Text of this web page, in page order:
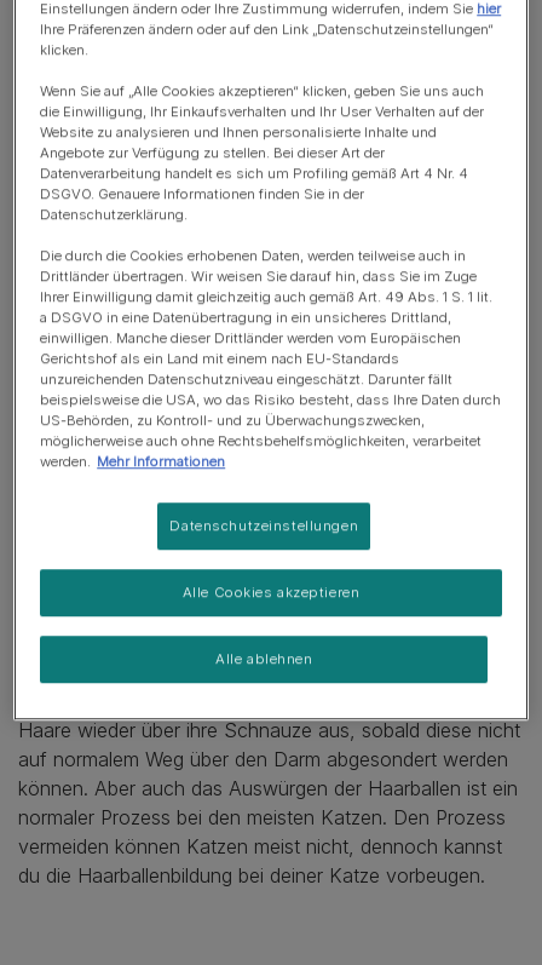
Haarballen entstehen bei Katzen durch die
nach hinten gerichteten kleinen „Widerhaken" auf einer
Katzenzunge wirken wie ein Kamm. Sie fangen
Katzenhaare ein, die die Katze anschließend verschluckt.
Während ein großer Teil der verschluckten Katzenhaare
in den Stuhl gelangt, können sich einige von ihnen im
Magen ansammeln. Diese verformen sich dann durch
normale Verdauungsprozesse zu Kugeln oder besagten
Haarballen.
Wohnungskatzen scheinen häufiger als ihre freilaufenden
Artgenossen von einer verstärkten Bildung von
Haarballen betroffen zu sein. Das liegt insbesondere
daran, dass sie sich öfter lecken und pflegen.
Warum erbrechen Katzen
Haarballen?
Um ihren Magen frühzeitig vor dem massiven Ansammeln
von Katzenhaaren im Magen zu befreien, setzt bei
Haare wieder über ihre Schnauze aus, sobald diese nicht
auf normalem Weg über den Darm abgesondert werden
können. Aber auch das Auswürgen der Haarballen ist ein
normaler Prozess bei den meisten Katzen. Den Prozess
vermeiden können Katzen meist nicht, dennoch kannst
du die Haarballenbildung bei deiner Katze vorbeugen.
Einstellungen ändern oder Ihre Zustimmung widerrufen, indem Sie hier
Ihre Präferenzen ändern oder auf den Link „Datenschutzeinstellungen“
klicken.
Wenn Sie auf „Alle Cookies akzeptieren“ klicken, geben Sie uns auch
die Einwilligung, Ihr Einkaufsverhalten und Ihr User Verhalten auf der
Website zu analysieren und Ihnen personalisierte Inhalte und
Angebote zur Verfügung zu stellen. Bei dieser Art der
Datenverarbeitung handelt es sich um Profiling gemäß Art 4 Nr. 4
DSGVO. Genauere Informationen finden Sie in der
Datenschutzerklärung.
Die durch die Cookies erhobenen Daten, werden teilweise auch in
Drittländer übertragen. Wir weisen Sie darauf hin, dass Sie im Zuge
Ihrer Einwilligung damit gleichzeitig auch gemäß Art. 49 Abs. 1 S. 1 lit.
a DSGVO in eine Datenübertragung in ein unsicheres Drittland,
einwilligen. Manche dieser Drittländer werden vom Europäischen
Gerichtshof als ein Land mit einem nach EU-Standards
unzureichenden Datenschutzniveau eingeschätzt. Darunter fällt
beispielsweise die USA, wo das Risiko besteht, dass Ihre Daten durch
US-Behörden, zu Kontroll- und zu Überwachungszwecken,
möglicherweise auch ohne Rechtsbehelfsmöglichkeiten, verarbeitet
werden. Mehr Informationen
Datenschutzeinstellungen
Alle ablehnen
Alle Cookies akzeptieren